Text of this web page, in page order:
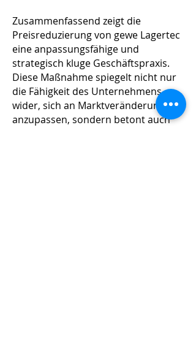
Zusammenfassend zeigt die
Preisreduzierung von gewe Lagertec
eine anpassungsfähige und
strategisch kluge Geschäftspraxis.
Diese Maßnahme spiegelt nicht nur
die Fähigkeit des Unternehmens
wider, sich an Marktveränderungen
anzupassen, sondern betont auch